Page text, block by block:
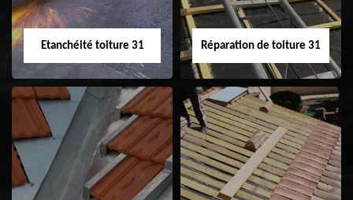
Etanchéité toiture 31
Etanchéité toiture
31
Réparation de toiture 31
Réparation de
toiture 31